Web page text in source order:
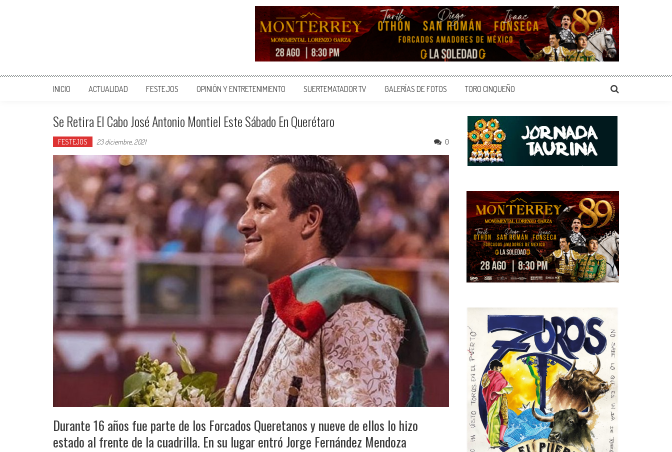
INICIO ACTUALIDAD FESTEJOS OPINIÓN Y ENTRETENIMIENTO SUERTEMATADOR TV GALERÍAS DE FOTOS TORO CINQUEÑO
Se Retira El Cabo José Antonio Montiel Este Sábado En Querétaro
FESTEJOS 23 diciembre, 2021 0
Durante 16 años fue parte de los Forcados Queretanos y nueve de ellos lo hizo
estado al frente de la cuadrilla. En su lugar entró Jorge Fernández Mendoza